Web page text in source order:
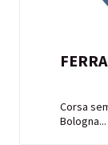
Corsa
Bologna...